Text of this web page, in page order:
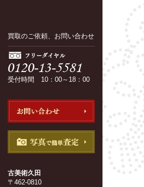
買取のご依頼、お問い合わせ
受付時間 10：00～18：00
古美術久田
〒462-0810